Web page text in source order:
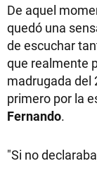
De aquel
quedó una
de escuchar
que realmente
madrugada del
primero por la
Fernando.
"Si no